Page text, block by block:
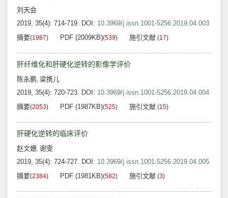
刘天会
2019, 35(4): 714-719. DOI: 10.3969/j.issn.1001-5256.2019.04.003
摘要(1987) PDF (2009KB)(539) 施引文献 (17)
肝纤维化和肝硬化逆转的影像学评价
陈永鹏, 梁携儿
2019, 35(4): 720-723. DOI: 10.3969/j.issn.1001-5256.2019.04.004
摘要(2053) PDF (1987KB)(525) 施引文献 (15)
肝硬化逆转的临床评价
赵文姗, 谢雯
2019, 35(4): 724-727. DOI: 10.3969/j.issn.1001-5256.2019.04.005
摘要(2384) PDF (1981KB)(582) 施引文献 (3)